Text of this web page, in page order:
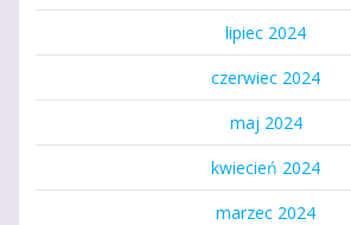
lipiec 2024
czerwiec 2024
maj 2024
kwiecień 2024
marzec 2024